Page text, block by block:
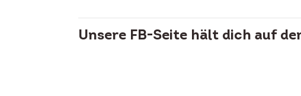
Unsere FB-Seite hält dich auf